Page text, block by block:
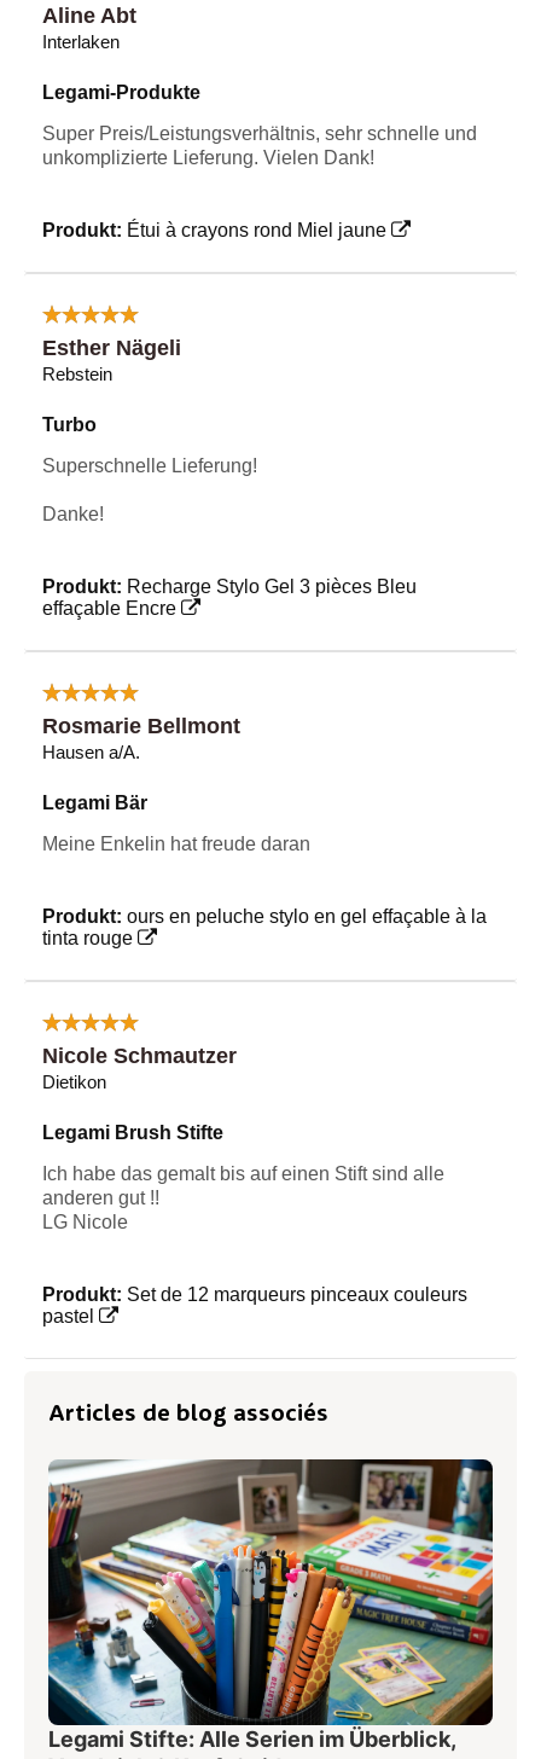
Aline Abt
Interlaken
Legami-Produkte
Super Preis/Leistungsverhältnis, sehr schnelle und
unkomplizierte Lieferung. Vielen Dank!
Produkt: Étui à crayons rond Miel jaune
Esther Nägeli
Rebstein
Turbo
Superschnelle Lieferung!
Danke!
Produkt: Recharge Stylo Gel 3 pièces Bleu
effaçable Encre
Rosmarie Bellmont
Hausen a/A.
Legami Bär
Meine Enkelin hat freude daran
Produkt: ours en peluche stylo en gel effaçable à la
tinta rouge
Nicole Schmautzer
Dietikon
Legami Brush Stifte
Ich habe das gemalt bis auf einen Stift sind alle
anderen gut !!
LG Nicole
Produkt: Set de 12 marqueurs pinceaux couleurs
pastel
Articles de blog associés
Legami Stifte: Alle Serien im Überblick,